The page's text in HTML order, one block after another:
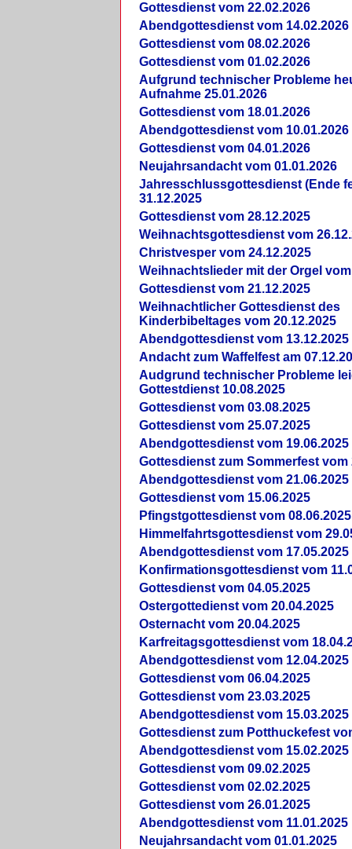
Gottesdienst vom 22.02.2026
Abendgottesdienst vom 14.02.2026
Gottesdienst vom 08.02.2026
Gottesdienst vom 01.02.2026
Aufgrund technischer Probleme
Aufnahme 25.01.2026
Gottesdienst vom 18.01.2026
Abendgottesdienst vom 10.01.2026
Gottesdienst vom 04.01.2026
Neujahrsandacht vom 01.01.2026
Jahresschlussgottesdienst (Ende
31.12.2025
Gottesdienst vom 28.12.2025
Weihnachtsgottesdienst vom
Christvesper vom 24.12.2025
Weihnachtslieder mit der Orgel vom
Gottesdienst vom 21.12.2025
Weihnachtlicher Gottesdienst des
Kinderbibeltages vom 20.12.2025
Abendgottesdienst vom 13.12.2025
Andacht zum Waffelfest am
Audgrund technischer Probleme
Gottestdienst 10.08.2025
Gottesdienst vom 03.08.2025
Gottesdienst vom 25.07.2025
Abendgottesdienst vom 19.06.2025
Gottesdienst zum Sommerfest vom
Abendgottesdienst vom 21.06.2025
Gottesdienst vom 15.06.2025
Pfingstgottesdienst vom 08.06.2025
Himmelfahrtsgottesdienst vom
Abendgottesdienst vom 17.05.2025
Konfirmationsgottesdienst vom
Gottesdienst vom 04.05.2025
Ostergottedienst vom 20.04.2025
Osternacht vom 20.04.2025
Karfreitagsgottesdienst vom
Abendgottesdienst vom 12.04.2025
Gottesdienst vom 06.04.2025
Gottesdienst vom 23.03.2025
Abendgottesdienst vom 15.03.2025
Gottesdienst zum Potthuckefest
Abendgottesdienst vom 15.02.2025
Gottesdienst vom 09.02.2025
Gottesdienst vom 02.02.2025
Gottesdienst vom 26.01.2025
Abendgottesdienst vom 11.01.2025
Neujahrsandacht vom 01.01.2025